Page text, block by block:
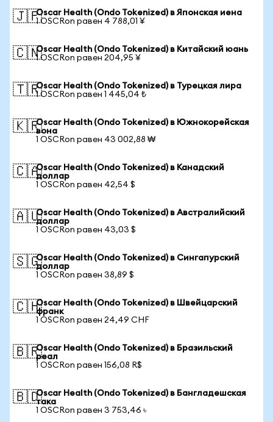
🇯🇵Oscar Health (Ondo Tokenized) в Японская иена
1 OSCRon равен 4 788,01 ¥
🇨🇳Oscar Health (Ondo Tokenized) в Китайский юань
1 OSCRon равен 204,95 ¥
🇹🇷Oscar Health (Ondo Tokenized) в Турецкая лира
1 OSCRon равен 1 445,04 ₺
🇰🇷Oscar Health (Ondo Tokenized) в Южнокорейская
вона
1 OSCRon равен 43 002,88 ₩
🇨🇦Oscar Health (Ondo Tokenized) в Канадский
доллар
1 OSCRon равен 42,54 $
🇦🇺Oscar Health (Ondo Tokenized) в Австралийский
доллар
1 OSCRon равен 43,03 $
🇸🇬Oscar Health (Ondo Tokenized) в Сингапурский
доллар
1 OSCRon равен 38,89 $
🇨🇭Oscar Health (Ondo Tokenized) в Швейцарский
франк
1 OSCRon равен 24,49 CHF
🇧🇷Oscar Health (Ondo Tokenized) в Бразильский
реал
1 OSCRon равен 156,08 R$
🇧🇩Oscar Health (Ondo Tokenized) в Бангладешская
така
1 OSCRon равен 3 753,46 ৳